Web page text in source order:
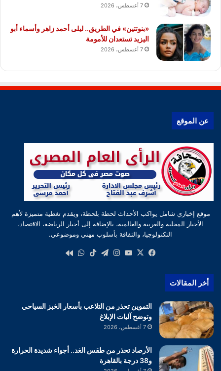
7 أغسطس، 2026
«بنوتتين» في الطريق.. ليلى أحمد زاهر وأسماء أبو
اليزيد تستعدان للأمومة
7 أغسطس، 2026
عن الموقع
موقع إخباري شامل يواكب الأحداث لحظة بلحظة، ويقدم تغطية متميزة لأهم
الأخبار المحلية والعربية والعالمية، بالإضافة إلى أخبار الرياضة، الاقتصاد،
التكنولوجيا، والثقافة بأسلوب مهني وموضوعي.
فيسبوك
‫X
‫YouTube
انستقرام
تيلقرام‫TikTokواتساب
أخر المقالات
التموين تحذر من التلاعب بأسعار الخبز السياحي
وتوضح آليات الإبلاغ
7 أغسطس، 2026
الأرصاد تحذر من طقس الغد.. أجواء شديدة الحرارة
و38 درجة بالقاهرة